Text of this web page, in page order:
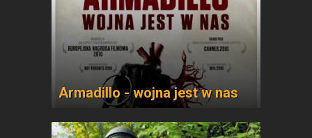
Armadillo - wojna jest w nas